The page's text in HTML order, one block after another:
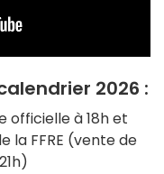
2026 :
officielle à 18h et
la FFRE (vente de